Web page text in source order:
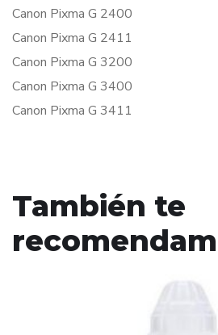
Canon Pixma G 2400
Canon Pixma G 2411
Canon Pixma G 3200
Canon Pixma G 3400
Canon Pixma G 3411
También te